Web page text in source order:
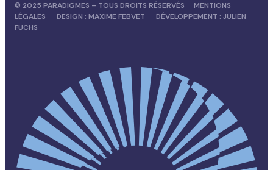
© 2025 PARADIGMES – TOUS DROITS RÉSERVÉSMENTIONS
LÉGALES DESIGN :MAXIME FEBVET DÉVELOPPEMENT :JULIEN
FUCHS